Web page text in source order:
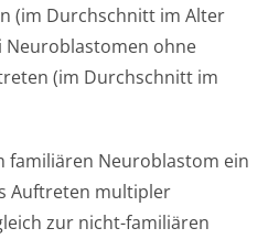
(im Durchschnitt im Alter
Neuroblastomen ohne
(im Durchschnitt im
familiären Neuroblastom ein
Auftreten multipler
zur nicht-familiären